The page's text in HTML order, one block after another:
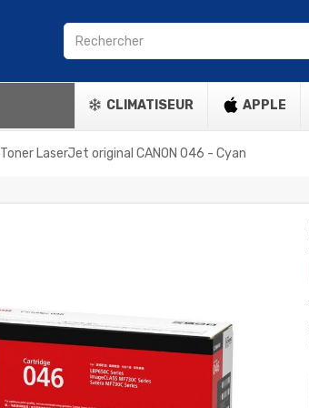
CLIMATISEUR APPLE
Toner LaserJet original CANON 046 - Cyan